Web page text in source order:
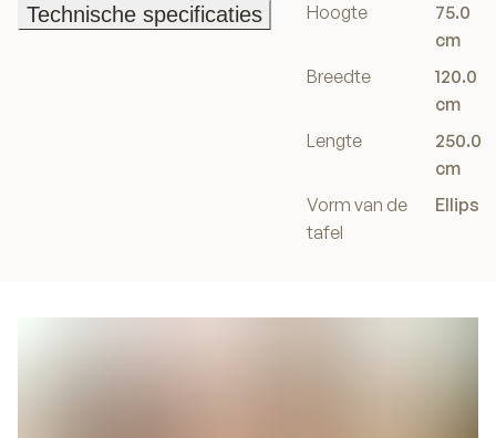
Technische specificaties
Hoogte
75.0
cm
Breedte
120.0
cm
Lengte
250.0
cm
Vorm van de
tafel
Ellips